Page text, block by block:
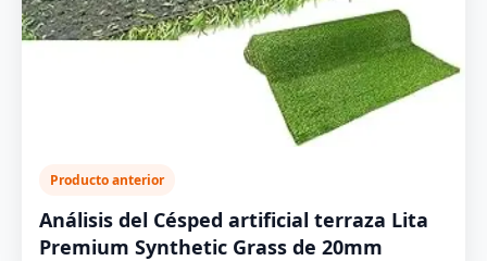
Producto anterior
Análisis del Césped artificial terraza Lita
Premium Synthetic Grass de 20mm